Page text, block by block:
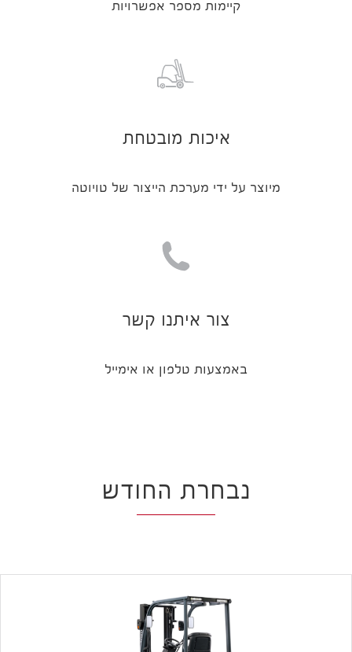
קיימות מספר אפשרויות
איכות מובטחת
מיוצר על ידי מערכת הייצור של טויוטה
צור איתנו קשר
באמצעות טלפון או אימייל
נבחרת החודש